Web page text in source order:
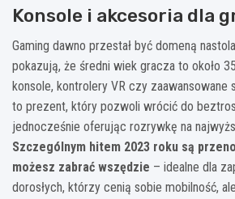
Konsole i akcesoria dla
Gaming dawno przestał być domeną
pokazują, że średni wiek gracza to około
konsole, kontrolery VR czy zaawansowane
to prezent, który pozwoli wrócić do
jednocześnie oferując rozrywkę na
Szczególnym hitem 2023 roku są
możesz zabrać wszędzie – idealne dla
dorosłych, którzy cenią sobie mobilność,